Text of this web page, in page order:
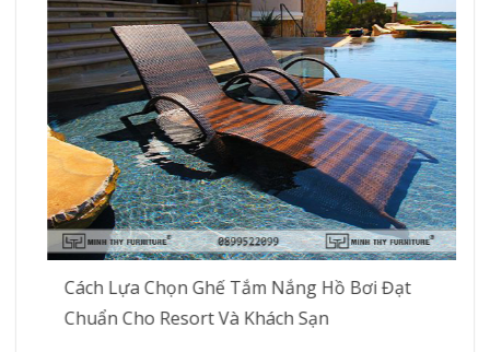
Cách Lựa Chọn Ghế Tắm Nắng Hồ Bơi Đạt
Chuẩn Cho Resort Và Khách Sạn